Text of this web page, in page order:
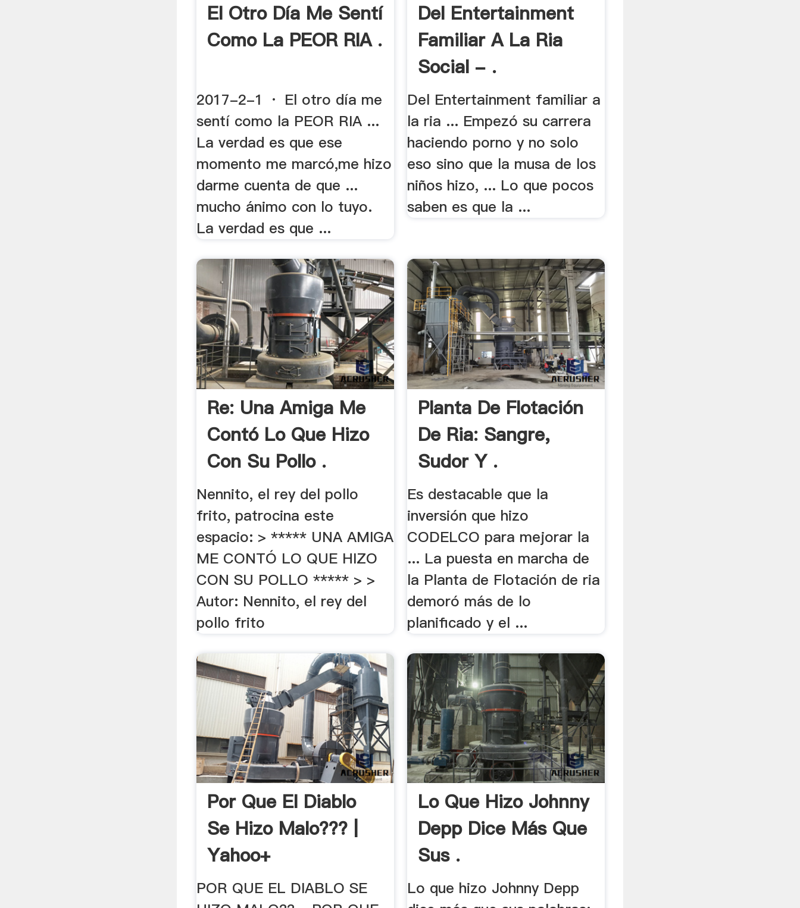
El Otro Día Me Sentí
Como La PEOR RIA .
2017-2-1 · El otro día me
sentí como la PEOR RIA ...
La verdad es que ese
momento me marcó,me hizo
darme cuenta de que ...
mucho ánimo con lo tuyo.
La verdad es que ...
Del Entertainment
Familiar A La Ria
Social - .
Del Entertainment familiar a
la ria ... Empezó su carrera
haciendo porno y no solo
eso sino que la musa de los
niños hizo, ... Lo que pocos
saben es que la ...
Re: Una Amiga Me
Contó Lo Que Hizo
Con Su Pollo .
Nennito, el rey del pollo
frito, patrocina este
espacio: > ***** UNA AMIGA
ME CONTÓ LO QUE HIZO
CON SU POLLO ***** > >
Autor: Nennito, el rey del
pollo frito
Planta De Flotación
De Ria: Sangre,
Sudor Y .
Es destacable que la
inversión que hizo
CODELCO para mejorar la
... La puesta en marcha de
la Planta de Flotación de ria
demoró más de lo
planificado y el ...
Por Que El Diablo
Se Hizo Malo??? |
Yahoo+
POR QUE EL DIABLO SE
Lo Que Hizo Johnny
Depp Dice Más Que
Sus .
Lo que hizo Johnny Depp